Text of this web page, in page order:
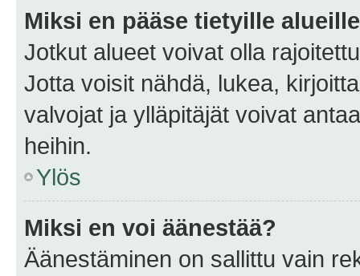
Miksi en pääse tietyille
Jotkut alueet voivat olla
Jotta voisit nähdä, lukea,
valvojat ja ylläpitäjät voivat
heihin.
Ylös
Miksi en voi äänestää?
Äänestäminen on sallittu vain